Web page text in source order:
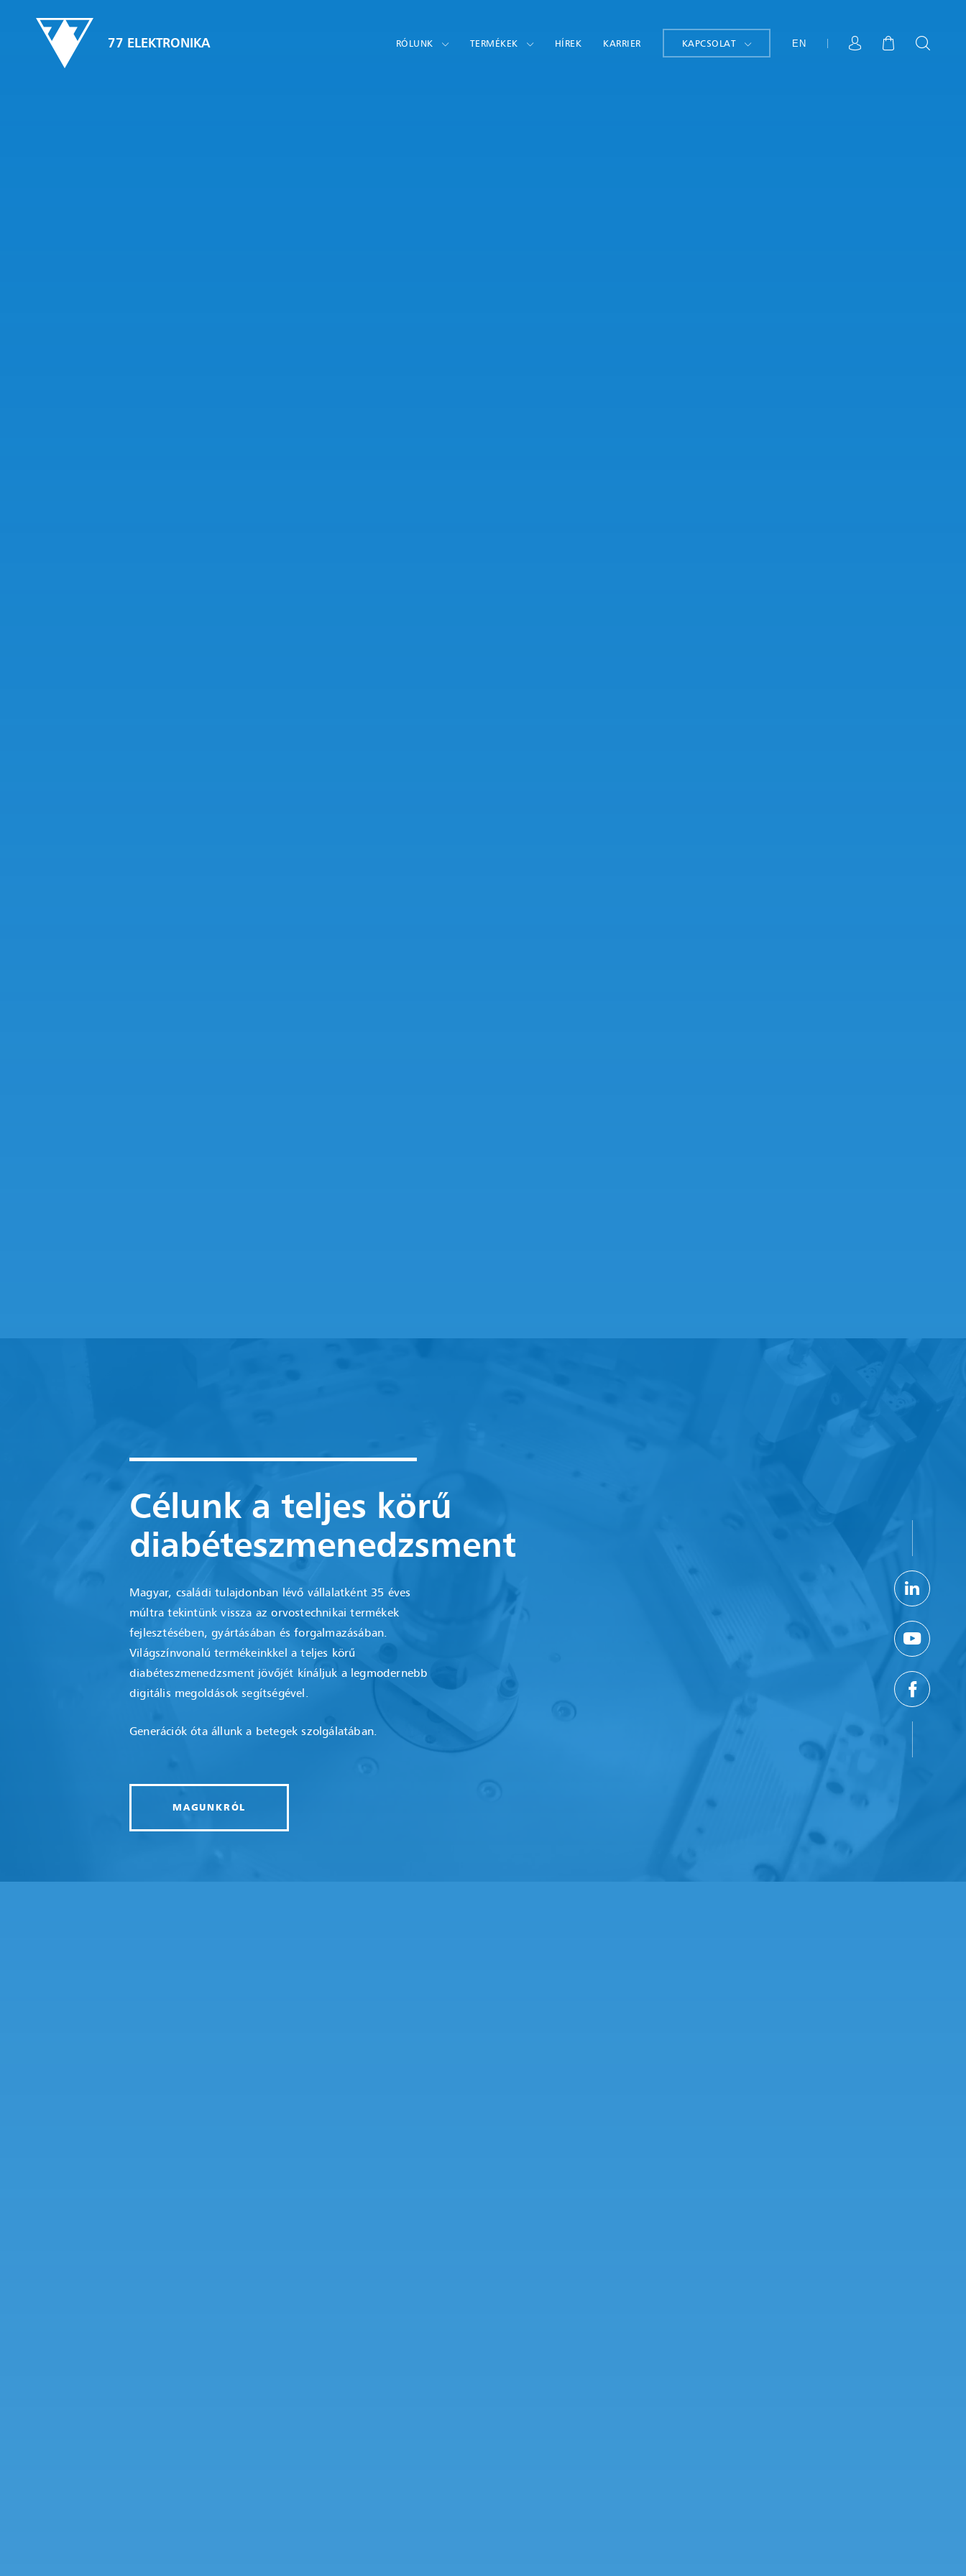
77 ELEKTRONIKA RÓLUNK TERMÉKEK HÍREK KARRIER KAPCSOLAT EN
Célunk a teljes körű
diabéteszmenedzsment
Magyar, családi tulajdonban lévő vállalatként 35 éves
múltra tekintünk vissza az orvostechnikai termékek
fejlesztésében, gyártásában és forgalmazásában.
Világszínvonalú termékeinkkel a teljes körű
diabéteszmenedzsment jövőjét kínáljuk a legmodernebb
digitális megoldások segítségével.
Generációk óta állunk a betegek szolgálatában.
MAGUNKRÓL